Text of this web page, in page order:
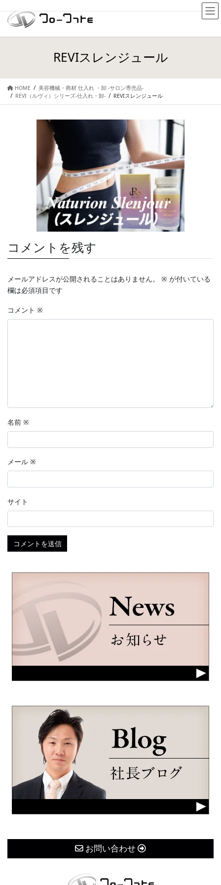
REVIスレンジュール
HOME
美容機械・商材 仕入れ ・卸 -サロン専売品-
REVI（ルヴィ）シリーズ-仕入れ・卸-
REVIスレンジュール
コメントを残す
メールアドレスが公開されることはありません。 ※ が付いている
欄は必須項目です
コメント ※
名前 ※
メール ※
サイト
お問い合わせ